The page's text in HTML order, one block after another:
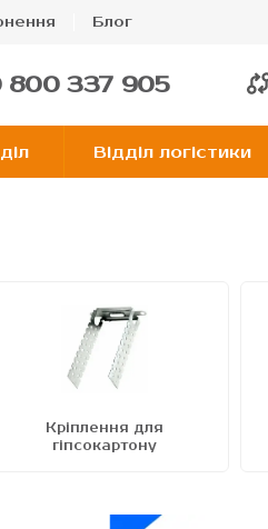
Блог
800 337 905
Відділ логістики
Кріплення для
гіпсокартону